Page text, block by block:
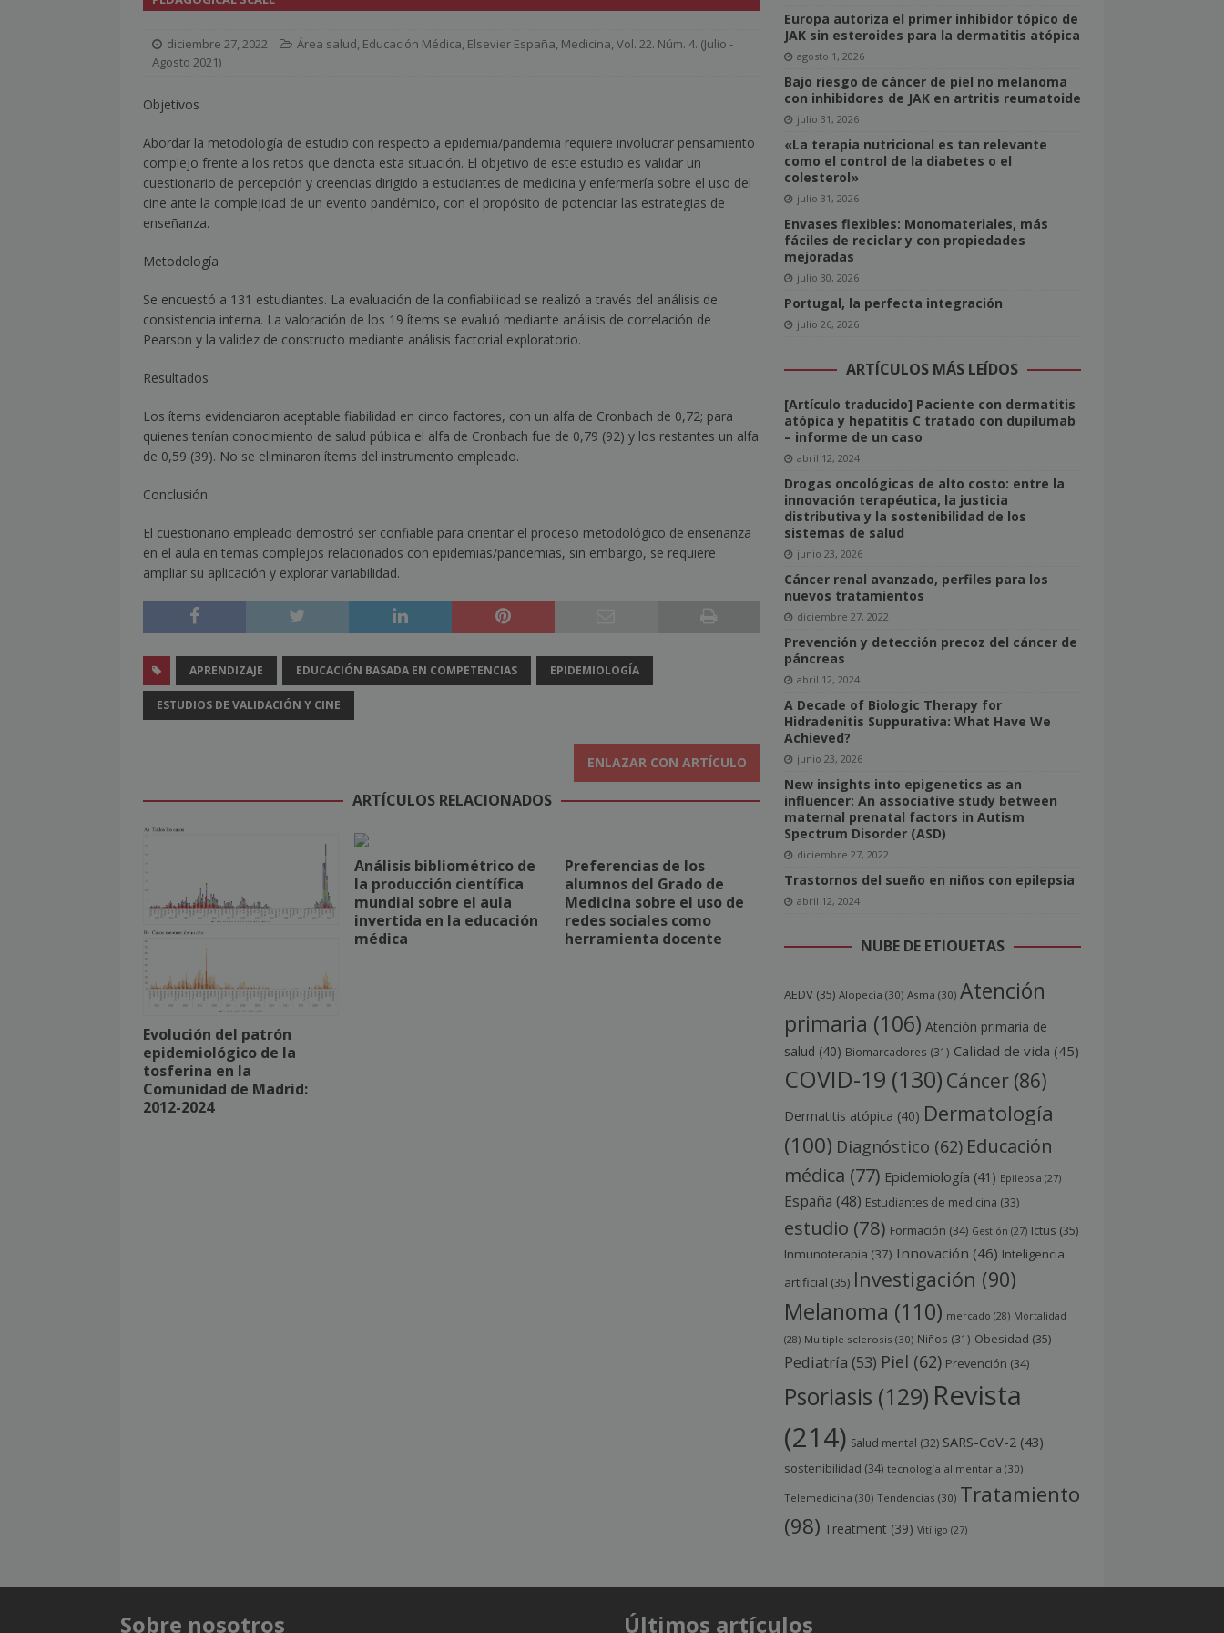
[ julio 2, 2026 ] Reuters Institute Digital News Report 2026: La confianza en las noticias llega a su
mínimo histórico
NOTICIAS
[ julio 6, 2026 ] Con la IA como principal acceso a la información, la confianza y la credibilidad serán
diciembre 27, 2022 Área salud, Educación Médica, Elsevier España, Medicina, Vol. 22. Núm. 4. (Julio -
Agosto 2021)
Objetivos
Abordar la metodología de estudio con respecto a epidemia/pandemia requiere involucrar pensamiento
complejo frente a los retos que denota esta situación. El objetivo de este estudio es validar un
cuestionario de percepción y creencias dirigido a estudiantes de medicina y enfermería sobre el uso del
cine ante la complejidad de un evento pandémico, con el propósito de potenciar las estrategias de
enseñanza.
Metodología
Se encuestó a 131 estudiantes. La evaluación de la confiabilidad se realizó a través del análisis de
consistencia interna. La valoración de los 19 ítems se evaluó mediante análisis de correlación de
Pearson y la validez de constructo mediante análisis factorial exploratorio.
Resultados
Los ítems evidenciaron aceptable fiabilidad en cinco factores, con un alfa de Cronbach de 0,72; para
quienes tenían conocimiento de salud pública el alfa de Cronbach fue de 0,79 (92) y los restantes un alfa
de 0,59 (39). No se eliminaron ítems del instrumento empleado.
Conclusión
El cuestionario empleado demostró ser confiable para orientar el proceso metodológico de enseñanza
en el aula en temas complejos relacionados con epidemias/pandemias, sin embargo, se requiere
ampliar su aplicación y explorar variabilidad.
APRENDIZAJE EDUCACIÓN BASADA EN COMPETENCIAS EPIDEMIOLOGÍA
ESTUDIOS DE VALIDACIÓN Y CINE
ENLAZAR CON ARTÍCULO
ARTÍCULOS RELACIONADOS
Evolución del patrón
epidemiológico de la
tosferina en la
Comunidad de Madrid:
2012-2024
Análisis bibliométrico de
la producción científica
mundial sobre el aula
invertida en la educación
médica
Preferencias de los
alumnos del Grado de
Medicina sobre el uso de
redes sociales como
herramienta docente
Europa autoriza el primer inhibidor tópico de
JAK sin esteroides para la dermatitis atópica
agosto 1, 2026
Bajo riesgo de cáncer de piel no melanoma
con inhibidores de JAK en artritis reumatoide
julio 31, 2026
«La terapia nutricional es tan relevante
como el control de la diabetes o el
colesterol»
julio 31, 2026
Envases flexibles: Monomateriales, más
fáciles de reciclar y con propiedades
mejoradas
julio 30, 2026
Portugal, la perfecta integración
julio 26, 2026
ARTÍCULOS MÁS LEÍDOS
[Artículo traducido] Paciente con dermatitis
atópica y hepatitis C tratado con dupilumab
– informe de un caso
abril 12, 2024
Drogas oncológicas de alto costo: entre la
innovación terapéutica, la justicia
distributiva y la sostenibilidad de los
sistemas de salud
junio 23, 2026
Cáncer renal avanzado, perfiles para los
nuevos tratamientos
diciembre 27, 2022
Prevención y detección precoz del cáncer de
páncreas
abril 12, 2024
A Decade of Biologic Therapy for
Hidradenitis Suppurativa: What Have We
Achieved?
junio 23, 2026
New insights into epigenetics as an
influencer: An associative study between
maternal prenatal factors in Autism
Spectrum Disorder (ASD)
diciembre 27, 2022
Trastornos del sueño en niños con epilepsia
abril 12, 2024
NUBE DE ETIQUETAS
AEDV(35) Alopecia (30) Asma (30) Atención
primaria (106) Atención primaria de
salud (40) Biomarcadores (31) Calidad de vida (45)
COVID-19 (130) Cáncer(86)
Dermatitis atópica (40) Dermatología
(100) Diagnóstico (62) Educación
médica (77) Epidemiología (41) Epilepsia (27)
España (48) Estudiantes de medicina (33)
estudio (78) Formación (34) Gestión (27) Ictus (35)
Inmunoterapia (37) Innovación (46) Inteligencia
artificial (35) Investigación (90)
Melanoma (110) mercado (28) Mortalidad
(28) Multiple sclerosis (30) Niños (31) Obesidad (35)
Pediatría (53) Piel (62) Prevención (34)
Psoriasis (129) Revista
(214) Salud mental (32) SARS-CoV-2 (43)
sostenibilidad (34) tecnología alimentaria (30)
Telemedicina (30) Tendencias (30) Tratamiento
(98) Treatment (39) Vitíligo (27)
Sobre nosotros Últimos artículos